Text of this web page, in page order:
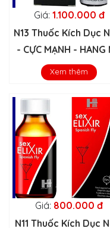
Giá: 1.100.000 đ
N13 Thuốc Kích Dục
- CỰC MẠNH - HANG
Xem thêm
Giá: 800.000 đ
N11 Thuốc Kích Dục